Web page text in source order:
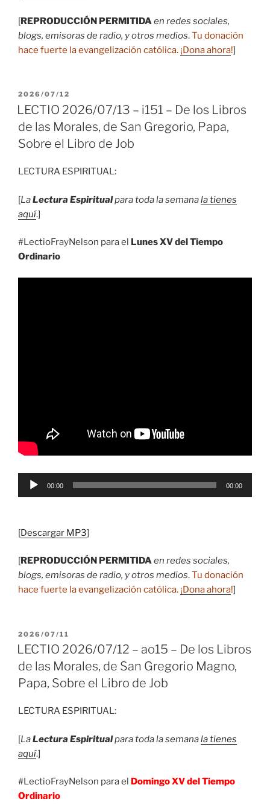
[REPRODUCCIÓN PERMITIDAen redes sociales,
blogs, emisoras de radio, y otros medios.Tu donación
hace fuerte la evangelización católica. ¡Dona ahora!]
PUBLICADO
EL
2026/07/12
LECTIO 2026/07/13 – i151 – De los Libros
de las Morales, de San Gregorio, Papa,
Sobre el Libro de Job
LECTURA ESPIRITUAL:
[LaLectura Espiritualpara toda la semanala tienes
aquí.]
#LectioFrayNelson para el Lunes XV del Tiempo
Ordinario
Reproductor
00:00 00:00
[Descargar MP3]
[REPRODUCCIÓN PERMITIDAen redes sociales,
blogs, emisoras de radio, y otros medios.Tu donación
hace fuerte la evangelización católica. ¡Dona ahora!]
PUBLICADO
EL
2026/07/11
LECTIO 2026/07/12 – ao15 – De los Libros
de las Morales, de San Gregorio Magno,
Papa, Sobre el Libro de Job
LECTURA ESPIRITUAL:
[LaLectura Espiritualpara toda la semanala tienes
aquí.]
#LectioFrayNelson para el Domingo XV del Tiempo
Ordinario